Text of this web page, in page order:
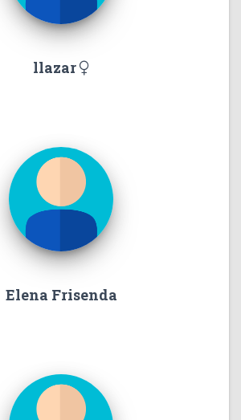
llazar
Elena Frisenda